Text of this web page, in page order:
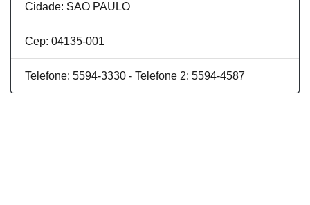
Cidade: SAO PAULO
Cep: 04135-001
Telefone: 5594-3330 - Telefone 2: 5594-4587